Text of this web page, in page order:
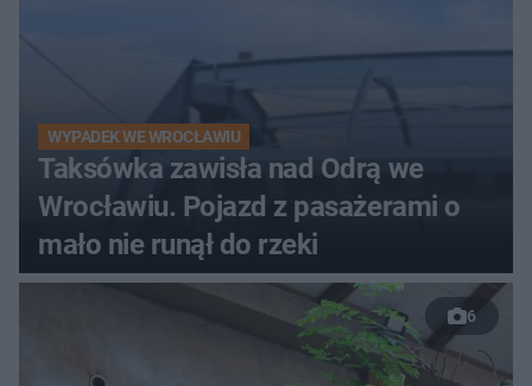
WYPADEK WE WROCŁAWIU
Taksówka zawisła nad Odrą we
Wrocławiu. Pojazd z pasażerami o
mało nie runął do rzeki
6